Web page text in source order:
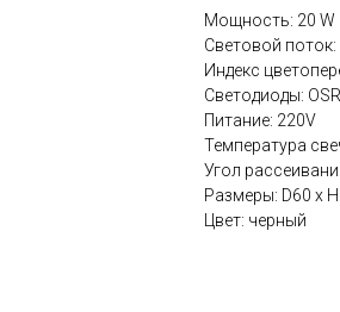
Мощность: 20 W
Световой поток:
Индекс
Светодиоды:
Питание: 220V
Температура
Угол
Размеры: D60 x
Цвет: черный